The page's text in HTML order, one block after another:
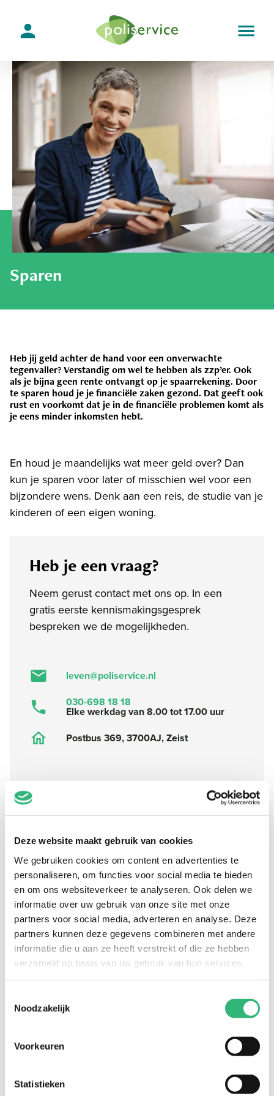
Deze website maakt gebruik van cookies
We gebruiken cookies om content en advertenties te
personaliseren, om functies voor social media te bieden
en om ons websiteverkeer te analyseren. Ook delen we
informatie over uw gebruik van onze site met onze
partners voor social media, adverteren en analyse. Deze
partners kunnen deze gegevens combineren met andere
informatie die u aan ze heeft verstrekt of die ze hebben
verzameld op basis van uw gebruik van hun services.
Noodzakelijk
Voorkeuren
Statistieken
Sparen
Heb jij geld achter de hand voor een onverwachte
tegenvaller? Verstandig om wel te hebben als zzp’er. Ook
als je bijna geen rente ontvangt op je spaarrekening. Door
te sparen houd je je financiële zaken gezond. Dat geeft ook
rust en voorkomt dat je in de financiële problemen komt als
je eens minder inkomsten hebt.
En houd je maandelijks wat meer geld over? Dan
kun je sparen voor later of misschien wel voor een
bijzondere wens. Denk aan een reis, de studie van je
kinderen of een eigen woning.
Heb je een vraag?
Neem gerust contact met ons op. In een
gratis eerste kennismakingsgesprek
bespreken we de mogelijkheden.
leven@poliservice.nl
030-698 18 18
Elke werkdag van 8.00 tot 17.00 uur
Postbus 369, 3700AJ, Zeist
E-mail*
Telefoonnummer *
Klanttype*
Postcode*
Huisnummer
Polisnummer